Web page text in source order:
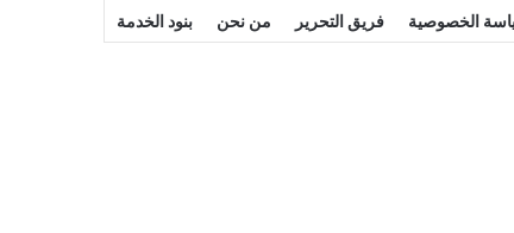
الخصوصية فريق التحرير من نحن بنود الخدمة